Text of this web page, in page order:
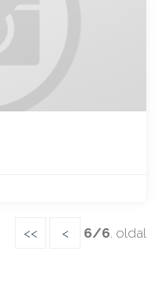
<< < 6/6. oldal